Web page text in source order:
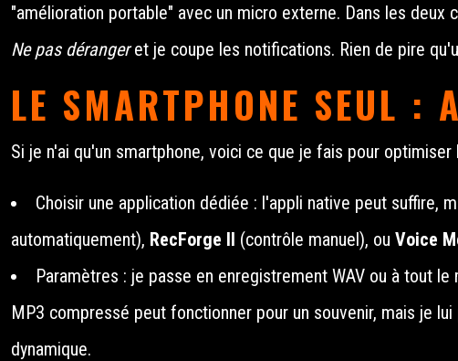
"amélioration portable" avec un micro externe. Dans les
Ne pas dérangeret je coupe les notifications. Rien de pire
LE SMARTPHONE SEUL :
Si je n'ai qu'un smartphone, voici ce que je fais pour optimiser
Choisir une application dédiée : l'appli native peut suffire,
automatiquement), RecForge II (contrôle manuel), ou Voice
Paramètres : je passe en enregistrement WAV ou à tout
MP3 compressé peut fonctionner pour un souvenir, mais je
dynamique.